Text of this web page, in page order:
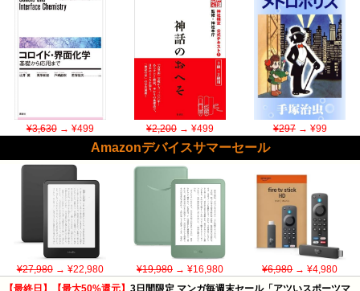
¥3,630→ ¥499 ¥2,200→ ¥499 ¥297→ ¥99
Amazonデバイスサマーセール
¥27,980→ ¥22,980 ¥19,980→ ¥16,980 ¥6,980→ ¥4,980